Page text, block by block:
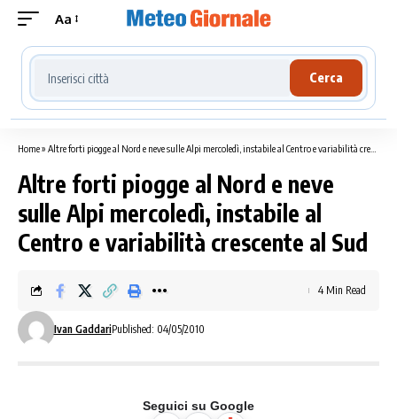
Aa
Cerca località meteo
Cerca
Home» Altre forti piogge al Nord e neve sulle Alpi mercoledì, instabile al Centro e variabilità crescente al Sud
Altre forti piogge al Nord e neve
sulle Alpi mercoledì, instabile al
Centro e variabilità crescente al Sud
Ivan GaddariPublished: 04/05/2010
4 Min Read
Seguici su Google